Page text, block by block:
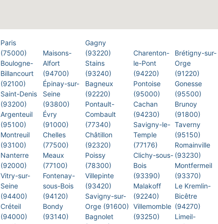
Paris
(75000)
Boulogne-
Billancourt
(92100)
Saint-Denis
(93200)
Argenteuil
(95100)
Montreuil
(93100)
Nanterre
(92000)
Vitry-sur-
Seine
(94400)
Créteil
(94000)
Maisons-
Alfort
(94700)
Épinay-sur-
Seine
(93800)
Évry
(91000)
Chelles
(77500)
Meaux
(77100)
Fontenay-
sous-Bois
(94120)
Bondy
(93140)
Gagny
(93220)
Stains
(93240)
Bagneux
(92220)
Pontault-
Combault
(77340)
Châtillon
(92320)
Poissy
(78300)
Villepinte
(93420)
Savigny-sur-
Orge (91600)
Bagnolet
Charenton-
le-Pont
(94220)
Pontoise
(95000)
Cachan
(94230)
Savigny-le-
Temple
(77176)
Clichy-sous-
Bois
(93390)
Malakoff
(92240)
Villemomble
(93250)
Brétigny-sur-
Orge
(91220)
Gonesse
(95500)
Brunoy
(91800)
Taverny
(95150)
Romainville
(93230)
Montfermeil
(93370)
Le Kremlin-
Bicêtre
(94270)
Limeil-